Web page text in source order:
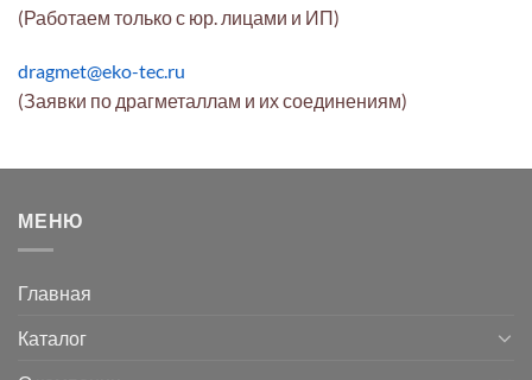
(Работаем только с юр. лицами и ИП)
dragmet@eko-tec.ru
(Заявки по драгметаллам и их соединениям)
МЕНЮ
Главная
Каталог